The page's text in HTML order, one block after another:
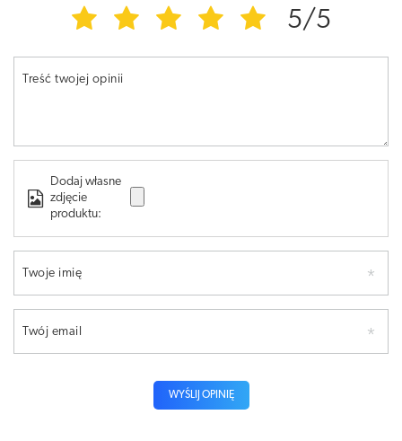
5/5
Treść twojej opinii
Dodaj własne
zdjęcie
produktu:
Twoje imię
Twój email
WYŚLIJ OPINIĘ